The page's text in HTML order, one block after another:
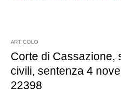
ARTICOLO
Corte di Cassazione,
civili, sentenza 4
22398